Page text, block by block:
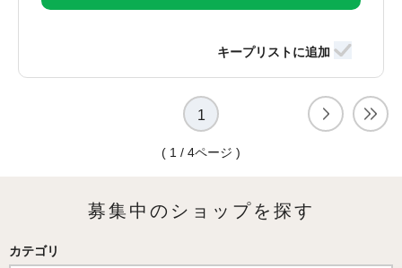
1
( 1 / 4ページ )
募集中のショップを探す
カテゴリ